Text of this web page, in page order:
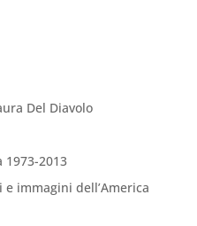
Del Diavolo
1973-2013
e immagini dell’America